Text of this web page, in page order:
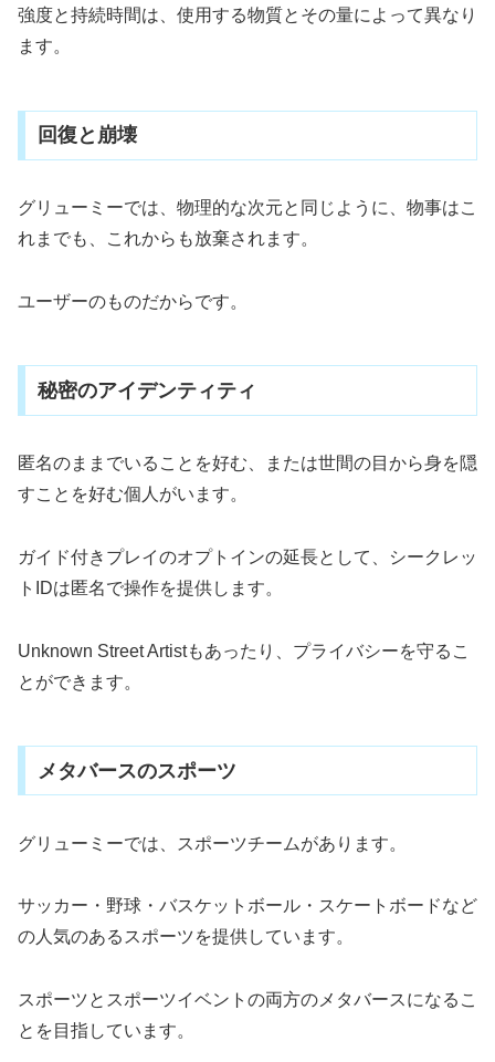
強度と持続時間は、使用する物質とその量によって異なり
ます。
回復と崩壊
グリューミーでは、物理的な次元と同じように、物事はこ
れまでも、これからも放棄されます。
ユーザーのものだからです。
秘密のアイデンティティ
匿名のままでいることを好む、または世間の目から身を隠
すことを好む個人がいます。
ガイド付きプレイのオプトインの延長として、シークレッ
トIDは匿名で操作を提供します。
Unknown Street Artistもあったり、プライバシーを守るこ
とができます。
メタバースのスポーツ
グリューミーでは、スポーツチームがあります。
サッカー・野球・バスケットボール・スケートボードなど
の人気のあるスポーツを提供しています。
スポーツとスポーツイベントの両方のメタバースになるこ
とを目指しています。